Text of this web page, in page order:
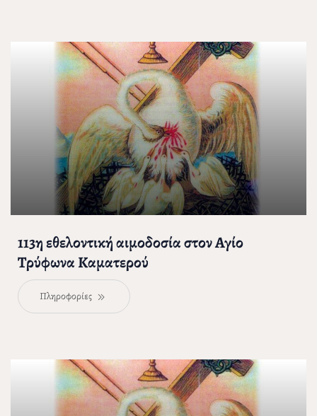
113η εθελοντική αιμοδοσία στον Αγίο
Τρύφωνα Καματερού
Πληροφορίες